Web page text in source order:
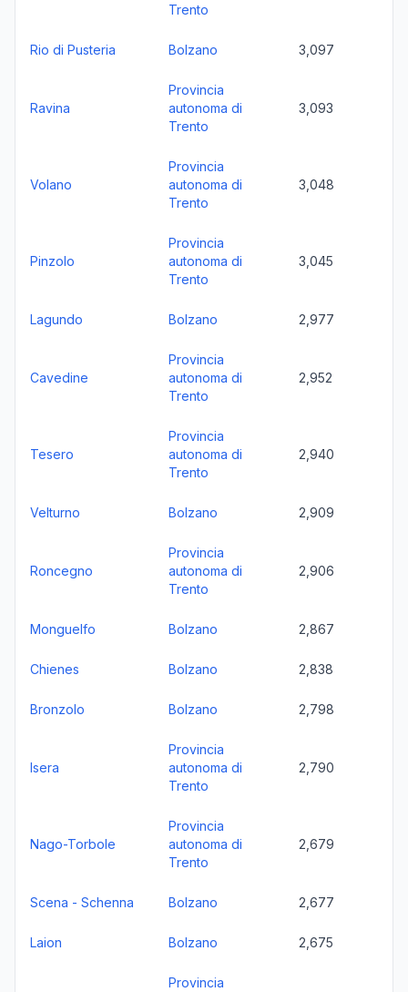
Trento
Rio di Pusteria Bolzano 3,097
Ravina
Provincia
autonoma di
Trento
3,093
Volano
Provincia
autonoma di
Trento
3,048
Pinzolo
Provincia
autonoma di
Trento
3,045
Lagundo Bolzano 2,977
Cavedine
Provincia
autonoma di
Trento
2,952
Tesero
Provincia
autonoma di
Trento
2,940
Velturno Bolzano 2,909
Roncegno
Provincia
autonoma di
Trento
2,906
Monguelfo Bolzano 2,867
Chienes Bolzano 2,838
Bronzolo Bolzano 2,798
Isera
Provincia
autonoma di
Trento
2,790
Nago-Torbole
Provincia
autonoma di
Trento
2,679
Scena - Schenna Bolzano 2,677
Laion Bolzano 2,675
Provincia